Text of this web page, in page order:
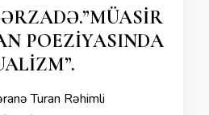
POEZİYASINDA
Turan Rəhimli